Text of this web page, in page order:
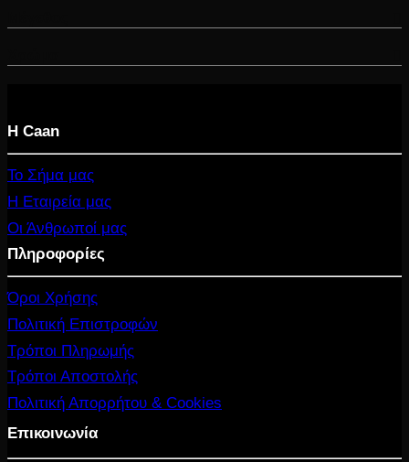
Η Caan
Το Σήμα μας
Η Εταιρεία μας
Οι Άνθρωποί μας
Πληροφορίες
Όροι Χρήσης
Πολιτική Επιστροφών
Τρόποι Πληρωμής
Τρόποι Αποστολής
Πολιτική Απορρήτου & Cookies
Επικοινωνία